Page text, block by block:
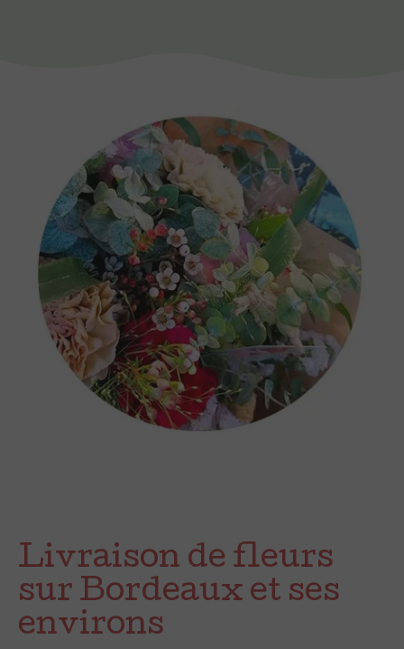
Livraison de fleurs
sur Bordeaux et ses
environs